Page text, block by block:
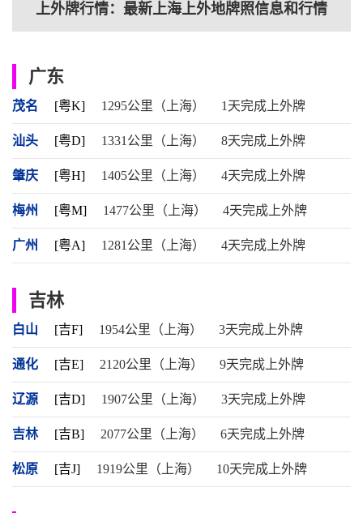
上外牌行情：最新上海上外地牌照信息和行情
广东
茂名 [粤K] 1295公里（上海） 1天完成上外牌
汕头 [粤D] 1331公里（上海） 8天完成上外牌
肇庆 [粤H] 1405公里（上海） 4天完成上外牌
梅州 [粤M] 1477公里（上海） 4天完成上外牌
广州 [粤A] 1281公里（上海） 4天完成上外牌
吉林
白山 [吉F] 1954公里（上海） 3天完成上外牌
通化 [吉E] 2120公里（上海） 9天完成上外牌
辽源 [吉D] 1907公里（上海） 3天完成上外牌
吉林 [吉B] 2077公里（上海） 6天完成上外牌
松原 [吉J] 1919公里（上海） 10天完成上外牌